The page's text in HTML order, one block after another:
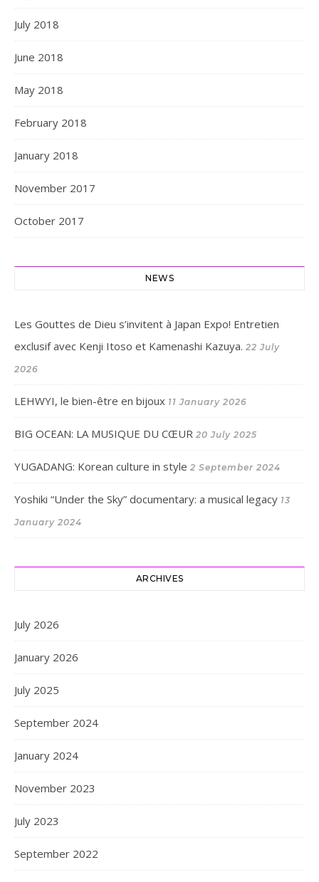
July 2018
June 2018
May 2018
February 2018
January 2018
November 2017
October 2017
NEWS
Les Gouttes de Dieu s’invitent à Japan Expo! Entretien
exclusif avec Kenji Itoso et Kamenashi Kazuya. 22 July
2026
LEHWYI, le bien-être en bijoux 11 January 2026
BIG OCEAN: LA MUSIQUE DU CŒUR 20 July 2025
YUGADANG: Korean culture in style 2 September 2024
Yoshiki “Under the Sky” documentary: a musical legacy 13
January 2024
ARCHIVES
July 2026
January 2026
July 2025
September 2024
January 2024
November 2023
July 2023
September 2022